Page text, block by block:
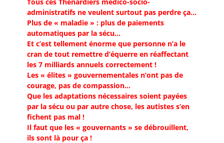
administratifs ne veulent surtout pas perdre ça…
Plus de « maladie » : plus de paiements
automatiques par la sécu…
Et c’est tellement énorme que personne n’a le
cran de tout remettre d’équerre en réaffectant
les 7 milliards annuels correctement !
Les « élites » gouvernementales n’ont pas de
courage, pas de compassion…
Que les adaptations nécessaires soient payées
par la sécu ou par autre chose, les autistes s’en
fichent pas mal !
Il faut que les « gouvernants » se débrouillent,
ils sont là pour ça !